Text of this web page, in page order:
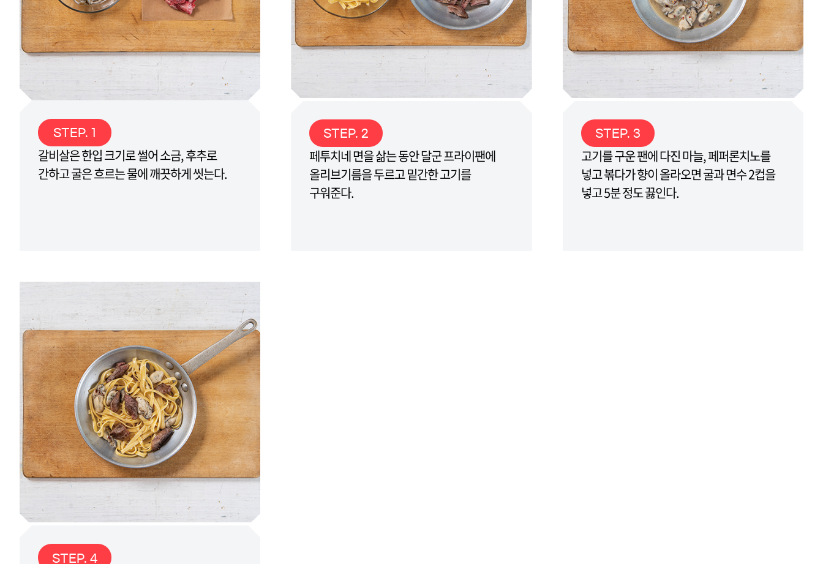
STEP. 1
갈비살은 한입 크기로 썰어 소금, 후추로
간하고 굴은 흐르는 물에 깨끗하게 씻는다.
STEP. 2
페투치네 면을 삶는 동안 달군 프라이팬에
올리브기름을 두르고 밑간한 고기를
구워준다.
STEP. 3
고기를 구운 팬에 다진 마늘, 페퍼론치노를
넣고 볶다가 향이 올라오면 굴과 면수 2컵을
넣고 5분 정도 끓인다.
STEP. 4